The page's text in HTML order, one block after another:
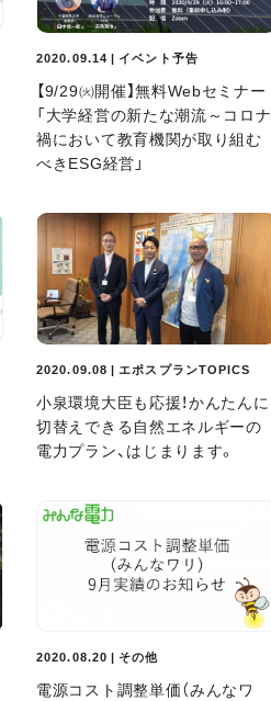
2020.09.14 | イベント予告
【9/29㈫開催】無料Webセミナー
「大学経営の新たな潮流～コロナ
禍において教育機関が取り組む
べきESG経営」
2020.09.08 | エポスプランTOPICS
小泉環境大臣も応援！かんたんに
切替えできる自然エネルギーの
電力プラン、はじまります。
2020.08.20 | その他
電源コスト調整単価（みんなワ